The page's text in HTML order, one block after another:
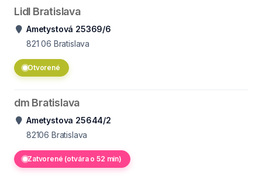
Lidl Bratislava
Ametystová 25369/6
821 06 Bratislava
Otvorené
dm Bratislava
Ametystova 25644/2
82106 Bratislava
Zatvorené (otvára o 52 min)